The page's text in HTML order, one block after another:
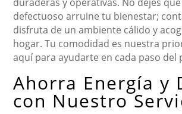
duraderas y operativas. No dejes
defectuoso arruine tu bienestar;
disfruta de un ambiente cálido y
hogar. Tu comodidad es nuestra
aquí para ayudarte en cada paso del
Ahorra Energía y
con Nuestro